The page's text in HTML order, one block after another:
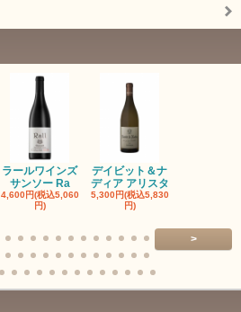
ラールワインズ
サンソー Ra
4,600円(税込5,060
円)
デイビット＆ナ
ディア アリスタ
5,300円(税込5,830
円)
>